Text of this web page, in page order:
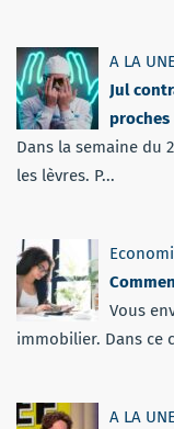
A LA
Jul
Dans la semaine du
les lèvres. P...
Vous
immobilier. Dans ce
A LA